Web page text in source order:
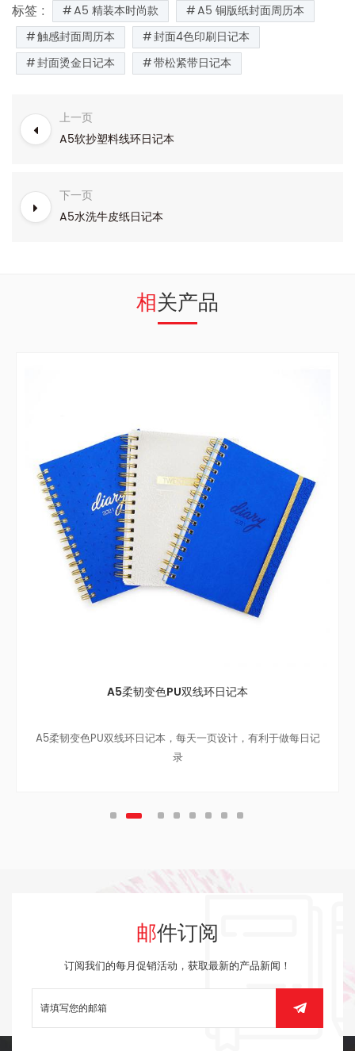
标签 : A5 精装本时尚款
A5 铜版纸封面周历本
触感封面周历本
封面4色印刷日记本
封面烫金日记本
带松紧带日记本
上一页
A5软抄塑料线环日记本
下一页
A5水洗牛皮纸日记本
相关产品
A5 铜版纸精装本
A5 铜版纸封面日记本， 封面运动风图片系列，覆光膜，三个款
式可选，内页是日记本格式，一面有7天可以记录
邮件订阅
订阅我们的每月促销活动，获取最新的产品新闻！